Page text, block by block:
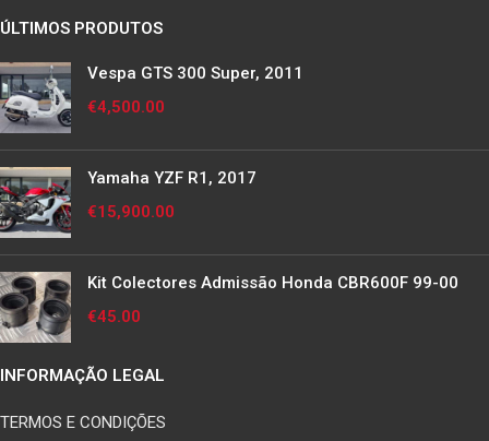
ÚLTIMOS PRODUTOS
Vespa GTS 300 Super, 2011
€4,500.00
Yamaha YZF R1, 2017
€15,900.00
Kit Colectores Admissão Honda CBR600F 99-00
€45.00
INFORMAÇÃO LEGAL
TERMOS E CONDIÇÕES